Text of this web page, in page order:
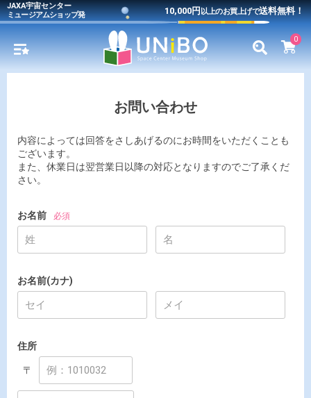
JAXA宇宙センター
ミュージアムショップ発
10,000円以上のお買上げで送料無料！
0
お問い合わせ
内容によっては回答をさしあげるのにお時間をいただくことも
ございます。
また、休業日は翌営業日以降の対応となりますのでご了承くだ
さい。
お名前 必須
お名前(カナ)
住所
〒